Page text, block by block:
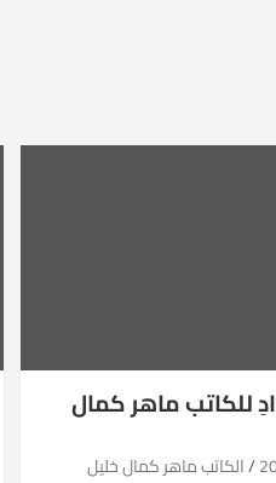
للكاتب ماهر كمال
الكاتب ماهر كمال خليل